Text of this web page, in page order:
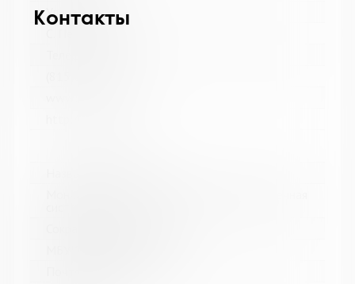
Контакты
Улица, дом: